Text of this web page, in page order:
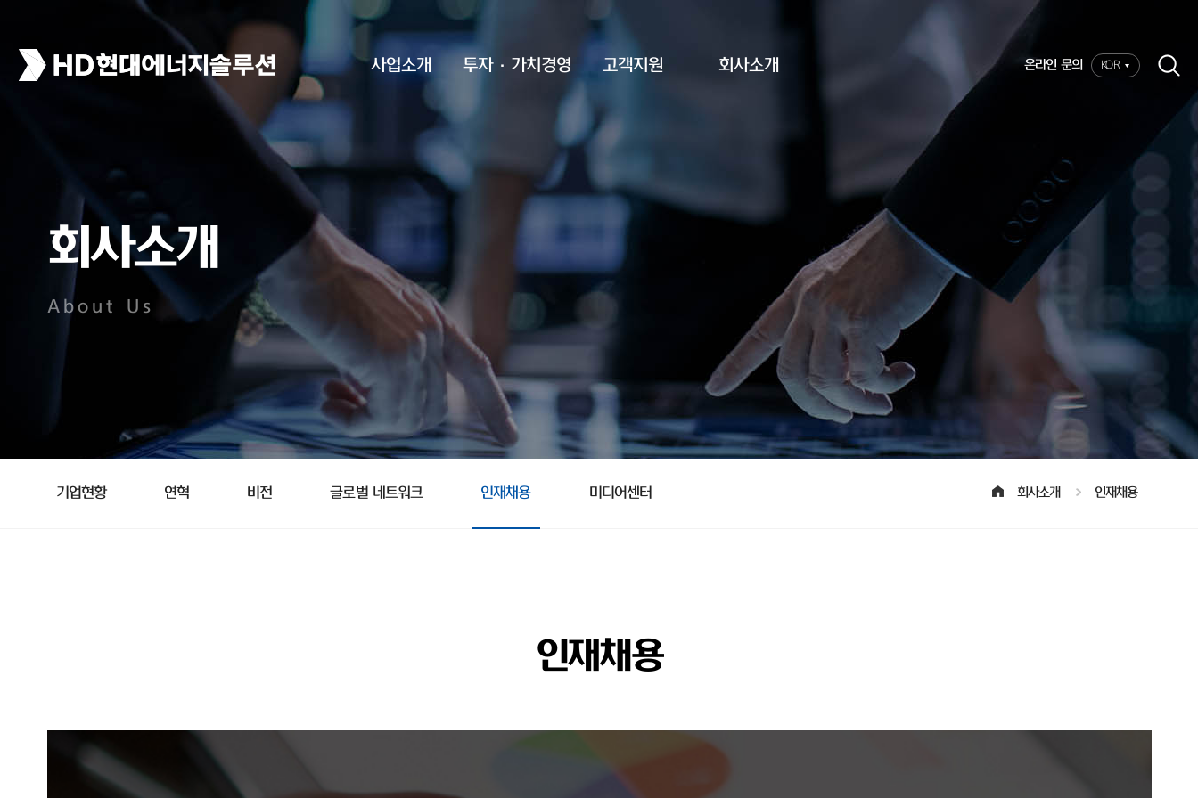
사업소개 투자·가치경영 고객지원 회사소개 온라인 문의 KOR
회사소개
About Us
기업현황 연혁 비전 글로벌 네트워크 인재채용 미디어센터 회사소개 인재채용
인재채용